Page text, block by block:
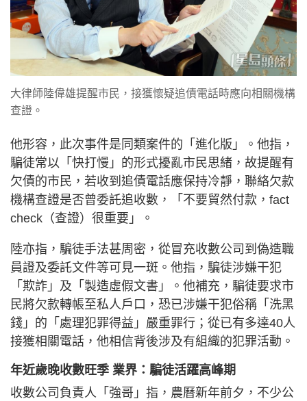
大律師陸偉雄提醒市民，接獲懷疑追債電話時應向相關機構
查證。
他形容，此次事件是同類案件的「進化版」。他指，
騙徒常以「快打慢」的形式擾亂市民思緒，故提醒有
欠債的市民，若收到追債電話應保持冷靜，聯絡欠款
機構查證是否曾委託追收數，「不要貿然付款，fact
check（查證）很重要」。
陸亦指，騙徒手法甚周密，從冒充收數公司到偽造職
員證及委託文件等可見一斑。他指，騙徒涉嫌干犯
「欺詐」及「製造虛假文書」。他補充，騙徒要求市
民將欠款轉帳至私人戶口，恐已涉嫌干犯俗稱「洗黑
錢」的「處理犯罪得益」嚴重罪行；從已有多達40人
接獲相關電話，他相信背後涉及有組織的犯罪活動。
年近歲晚收數旺季 業界：騙徒活躍高峰期
收數公司負責人「強哥」指，農曆新年前夕，不少公